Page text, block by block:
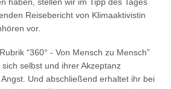
Reisebericht von Klimaaktivistin
vor.
“360° - Von Mensch zu Mensch”
selbst und ihrer Akzeptanz
Und abschließend erhaltet ihr bei